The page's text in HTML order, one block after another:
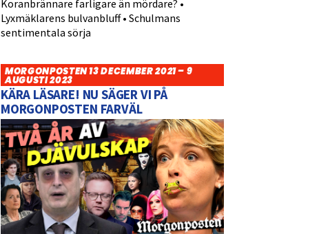
Koranbrännare farligare än mördare? •
Lyxmäklarens bulvanbluff • Schulmans
sentimentala sörja
MORGONPOSTEN 13 DECEMBER 2021 – 9
AUGUSTI 2023
KÄRA LÄSARE! NU SÄGER VI PÅ
MORGONPOSTEN FARVÄL